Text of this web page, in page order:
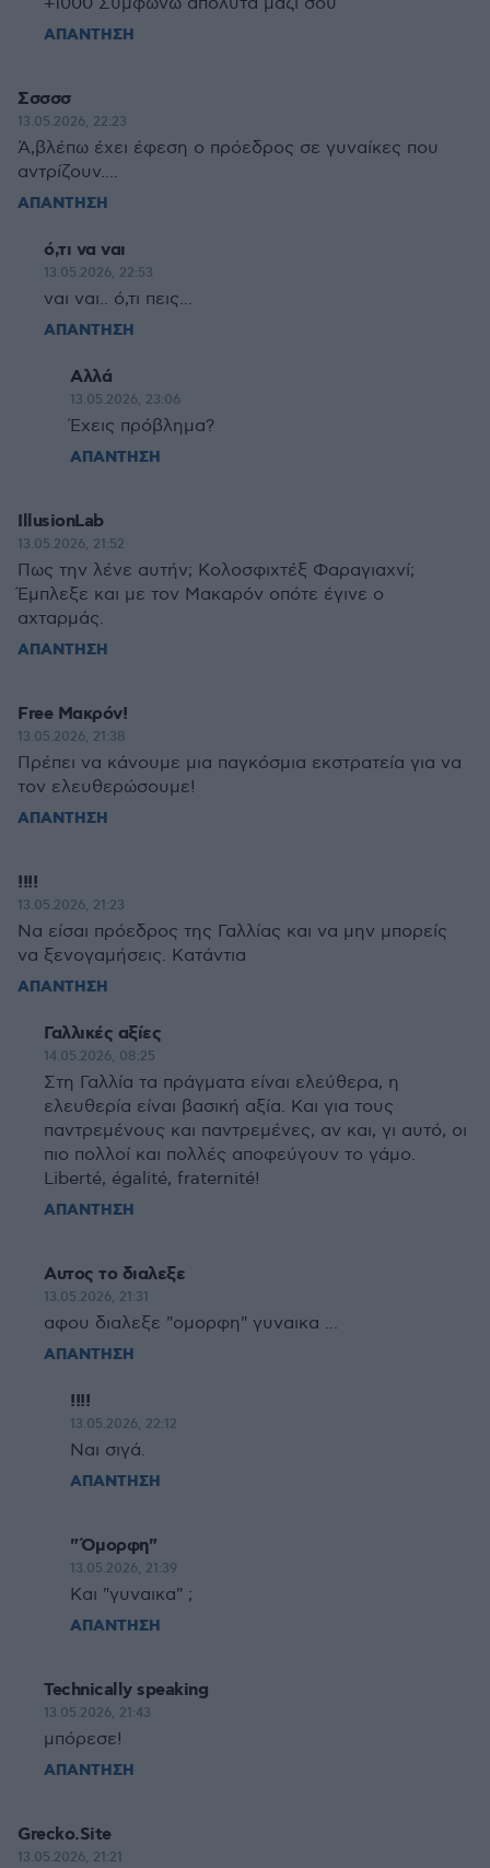
+1000 Συμφωνώ απόλυτα μαζί σου
ΑΠΑΝΤΗΣΗ
Σσσσσ
13.05.2026, 22:23
Ά,βλέπω έχει έφεση ο πρόεδρος σε γυναίκες που
αντρίζουν....
ΑΠΑΝΤΗΣΗ
ό,τι να ναι
13.05.2026, 22:53
ναι ναι.. ό,τι πεις...
ΑΠΑΝΤΗΣΗ
Αλλά
13.05.2026, 23:06
Έχεις πρόβλημα?
ΑΠΑΝΤΗΣΗ
IllusionLab
13.05.2026, 21:52
Πως την λένε αυτήν; Κολοσφιχτέξ Φαραγιαχνί;
Έμπλεξε και με τον Μακαρόν οπότε έγινε ο
αχταρμάς.
ΑΠΑΝΤΗΣΗ
Free Μακρόν!
13.05.2026, 21:38
Πρέπει να κάνουμε μια παγκόσμια εκστρατεία για να
τον ελευθερώσουμε!
ΑΠΑΝΤΗΣΗ
!!!!
13.05.2026, 21:23
Να είσαι πρόεδρος της Γαλλίας και να μην μπορείς
να ξενογαμήσεις. Κατάντια
ΑΠΑΝΤΗΣΗ
Γαλλικές αξίες
14.05.2026, 08:25
Στη Γαλλία τα πράγματα είναι ελεύθερα, η
ελευθερία είναι βασική αξία. Kαι για τους
παντρεμένους και παντρεμένες, αν και, γι αυτό, οι
πιο πολλοί και πολλές αποφεύγουν το γάμο.
Liberté, égalité, fraternité!
ΑΠΑΝΤΗΣΗ
Αυτος το διαλεξε
13.05.2026, 21:31
αφου διαλεξε "ομορφη" γυναικα ...
ΑΠΑΝΤΗΣΗ
!!!!
13.05.2026, 22:12
Ναι σιγά.
ΑΠΑΝΤΗΣΗ
"Όμορφη"
13.05.2026, 21:39
Και "γυναικα" ;
ΑΠΑΝΤΗΣΗ
Technically speaking
13.05.2026, 21:43
μπόρεσε!
ΑΠΑΝΤΗΣΗ
Grecko.Site
13.05.2026, 21:21